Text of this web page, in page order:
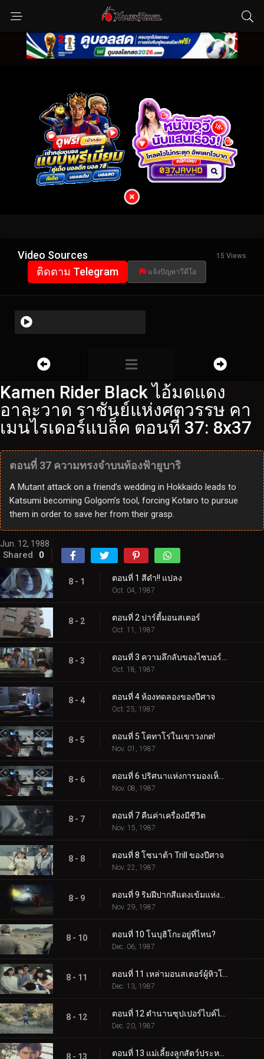
Video Sources 15 Views
ติดตาม Telegram แจ้งปัญหาวีดีโอ
Kamen Rider Black ไอ้มดแดง
อาละวาด ราชันย์แห่งศตวรรษ คา
เมนไรเดอร์แบล็ค ตอนที่ 37: 8x37
ตอนที่ 37 ความทรงจำบนท้องฟ้ายูบาริ
A Mutant attack on a friend’s wedding in Hokkaido leads to
Katsumi becoming Golgom’s tool, forcing Kotaro to pursue
them in order to save her from their grasp.
Jun. 12, 1988
Shared 0
8 - 1 ตอนที่ 1 สีดำ!! แปลง
Oct. 04, 1987
8 - 2 ตอนที่ 2 ปาร์ตี้มอนสเตอร์
Oct. 11, 1987
8 - 3 ตอนที่ 3 ความลึกลับของไซบอร์กลึกลับ
Oct. 18, 1987
8 - 4 ตอนที่ 4 ห้องทดลองของปีศาจ
Oct. 25, 1987
8 - 5 ตอนที่ 5 โคทาโร่ในเขาวงกต!
Nov. 01, 1987
8 - 6 ตอนที่ 6 ปริศนาแห่งการมองเห็นอันลึกลับ
Nov. 08, 1987
8 - 7 ตอนที่ 7 คืนค่าเครื่องมีชีวิต
Nov. 15, 1987
8 - 8 ตอนที่ 8 โซนาต้า Trill ของปีศาจ
Nov. 22, 1987
8 - 9 ตอนที่ 9 ริมฝีปากสีแดงเข้มแห่งบิชุม
Nov. 29, 1987
8 - 10 ตอนที่ 10 โนบุฮิโกะอยู่ที่ไหน?
Dec. 06, 1987
8 - 11 ตอนที่ 11 เหล่ามอนสเตอร์ผู้หิวโหย
Dec. 13, 1987
8 - 12 ตอนที่ 12 ตำนานซุปเปอร์ไบค์ได้ถือกำเนิดแล้ว!
Dec. 20, 1987
8 - 13 ตอนที่ 13 แม่เลี้ยงลูกสัตว์ประหลาด!